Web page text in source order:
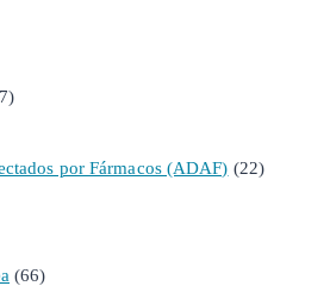
por Fármacos (ADAF) (22)
(66)